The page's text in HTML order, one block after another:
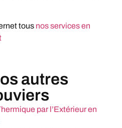
tous nos services en
autres
par l’Extérieur en